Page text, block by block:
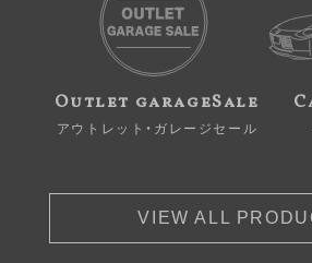
Outlet garageSale
アウトレット・ガレージセール
VIEW ALL